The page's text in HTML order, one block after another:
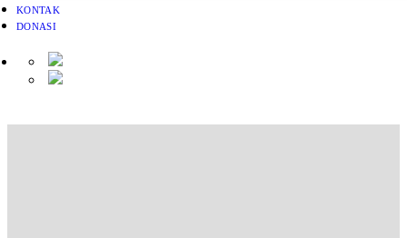
KONTAK
DONASI